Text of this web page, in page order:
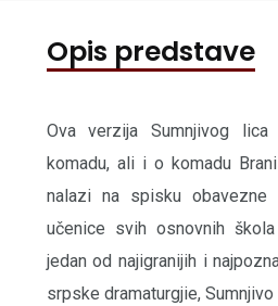
Opis predstave
Ova verzija Sumnjivog
komadu, ali i o komadu
nalazi na spisku
učenice svih osnovnih
jedan od najigranijih i
srpske dramaturgjie,